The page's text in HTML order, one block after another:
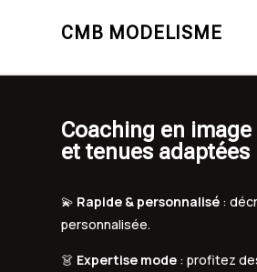
CMB MODELISME
Coaching en
et tenues adaptées
💫 Rapide & personnalisé :
personnalisée.
👗 Expertise mode : profitez